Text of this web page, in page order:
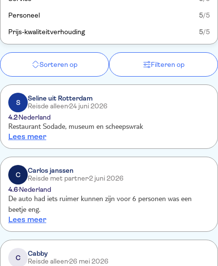
Personeel 5/5
Prijs-kwaliteitverhouding 5/5
Sorteren op Filteren op
S
Seline uit Rotterdam
Reisde alleen24 juni 2026
4.2Nederland
Restaurant Sodade, museum en scheepswrak
Lees meer
C
Carlos janssen
Reisde met partner2 juni 2026
4.6Nederland
De auto had iets ruimer kunnen zijn voor 6 personen was een
beetje eng.
Lees meer
C
Cabby
Reisde alleen26 mei 2026